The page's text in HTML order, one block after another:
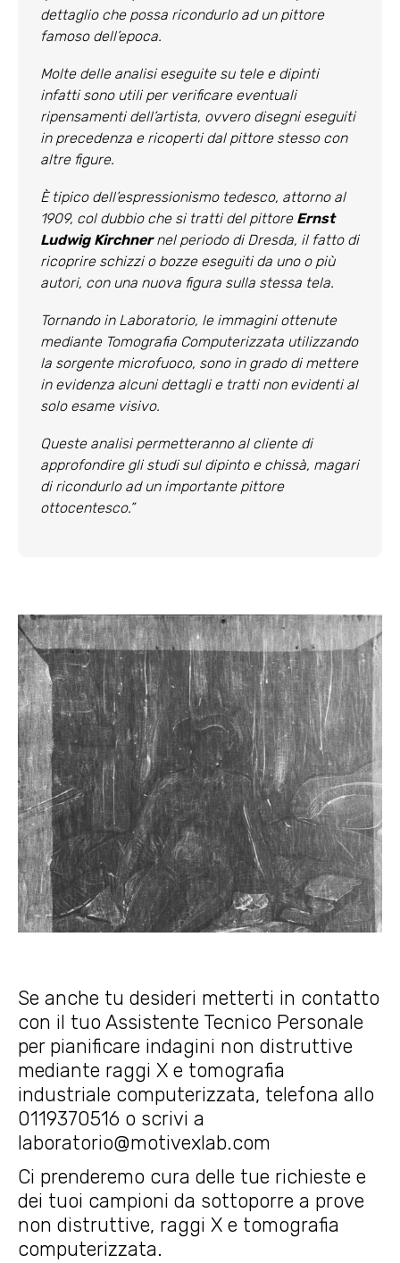
dettaglio che possa ricondurlo ad un pittore
famoso dell’epoca.
Molte delle analisi eseguite su tele e dipinti
infatti sono utili per verificare eventuali
ripensamenti dell’artista, ovvero disegni eseguiti
in precedenza e ricoperti dal pittore stesso con
altre figure.
È tipico dell’espressionismo tedesco, attorno al
1909, col dubbio che si tratti del pittore Ernst
Ludwig Kirchnernel periodo di Dresda, il fatto di
ricoprire schizzi o bozze eseguiti da uno o più
autori, con una nuova figura sulla stessa tela.
Tornando in Laboratorio, le immagini ottenute
mediante Tomografia Computerizzata utilizzando
la sorgente microfuoco, sono in grado di mettere
in evidenza alcuni dettagli e tratti non evidenti al
solo esame visivo.
Queste analisi permetteranno al cliente di
approfondire gli studi sul dipinto e chissà, magari
di ricondurlo ad un importante pittore
ottocentesco.”
Se anche tu desideri metterti in contatto
con il tuo Assistente Tecnico Personale
per pianificare indagini non distruttive
mediante raggi X e tomografia
industriale computerizzata, telefona allo
0119370516 o scrivi a
laboratorio@motivexlab.com
Ci prenderemo cura delle tue richieste e
dei tuoi campioni da sottoporre a prove
non distruttive, raggi X e tomografia
computerizzata.